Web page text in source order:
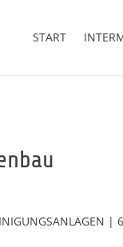
START